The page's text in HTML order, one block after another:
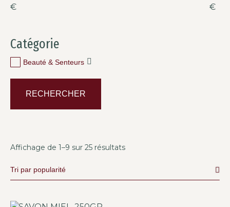
€ €
Catégorie
Beauté & Senteurs
RECHERCHER
Affichage de 1–9 sur 25 résultats